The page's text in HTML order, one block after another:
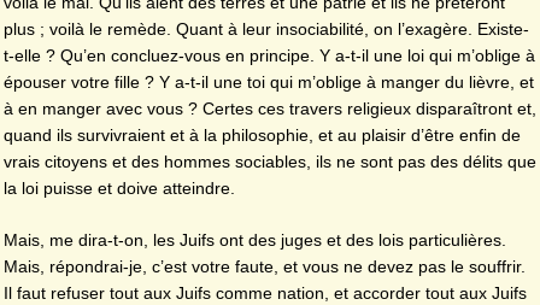
plus ; voilà le remède. Quant à leur insociabilité, on l’exagère. Existe-
t-elle ? Qu’en concluez-vous en principe. Y a-t-il une loi qui m’oblige à
épouser votre fille ? Y a-t-il une toi qui m’oblige à manger du lièvre, et
à en manger avec vous ? Certes ces travers religieux disparaîtront et,
quand ils survivraient et à la philosophie, et au plaisir d’être enfin de
vrais citoyens et des hommes sociables, ils ne sont pas des délits que
la loi puisse et doive atteindre.
Mais, me dira-t-on, les Juifs ont des juges et des lois particulières.
Mais, répondrai-je, c’est votre faute, et vous ne devez pas le souffrir.
Il faut refuser tout aux Juifs comme nation, et accorder tout aux Juifs